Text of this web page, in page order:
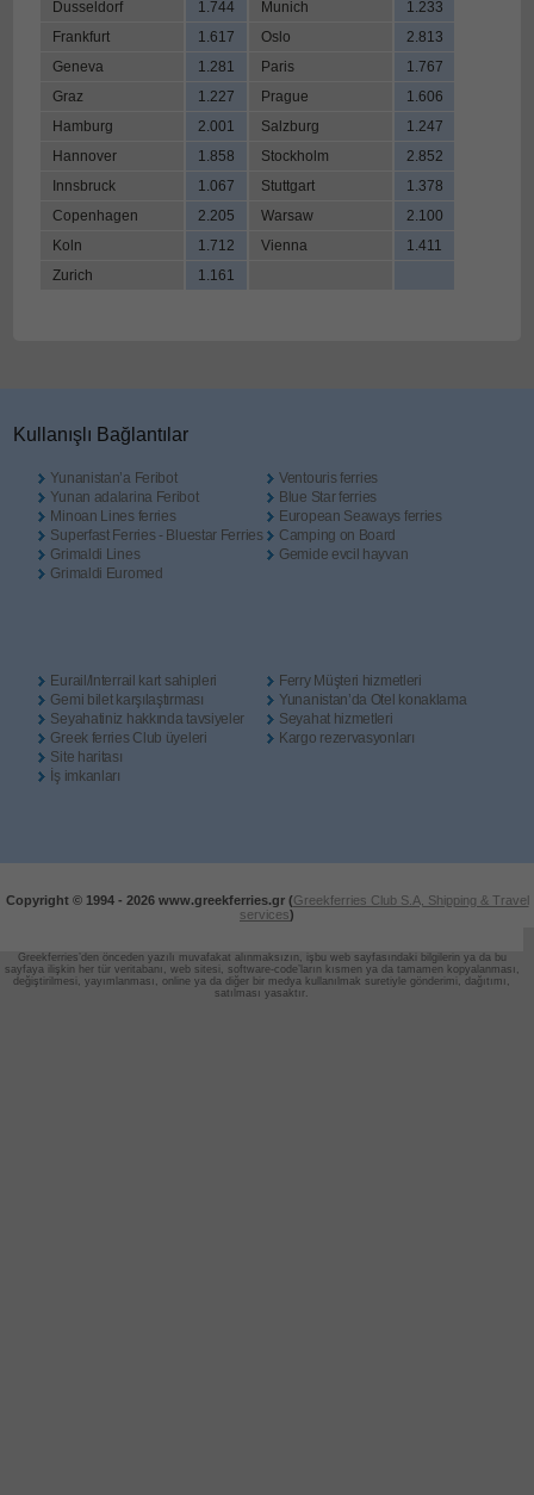
Dusseldorf
1.744 Munich
1.233
Frankfurt
1.617 Oslo
2.813
Geneva
1.281 Paris
1.767
Graz
1.227 Prague
1.606
Hamburg
2.001 Salzburg
1.247
Hannover
1.858 Stockholm
2.852
Innsbruck
1.067 Stuttgart
1.378
Copenhagen
2.205 Warsaw
2.100
Koln
1.712 Vienna
1.411
Zurich
1.161
Κullanışlı Βağlantılar
Yunanistan’a Feribot
Yunan adalarina Feribot
Minoan Lines ferries
Superfast Ferries - Bluestar Ferries
Grimaldi Lines
Grimaldi Euromed
Ventouris ferries
Blue Star ferries
European Seaways ferries
Camping on Board
Gemide evcil hayvan
Eurail/Interrail kart sahipleri
Gemi bilet karşılaştırması
Seyahatiniz hakkında tavsiyeler
Greek ferries Club üyeleri
Site haritası
İş imkanları
Ferry Müşteri hizmetleri
Yunanistan’da Otel konaklama
Seyahat hizmetleri
Kargo rezervasyonları
Copyright © 1994 - 2026 www.greekferries.gr (Greekferries Club S.A, Shipping & Travel
services)
Greekferries’den önceden yazılı muvafakat alınmaksızın, işbu web sayfasındaki bilgilerin ya da bu
sayfaya ilişkin her tür veritabanı, web sitesi, software-code’ların kısmen ya da tamamen kopyalanması,
değiştirilmesi, yayımlanması, online ya da diğer bir medya kullanılmak suretiyle gönderimi, dağıtımı,
satılması yasaktır.